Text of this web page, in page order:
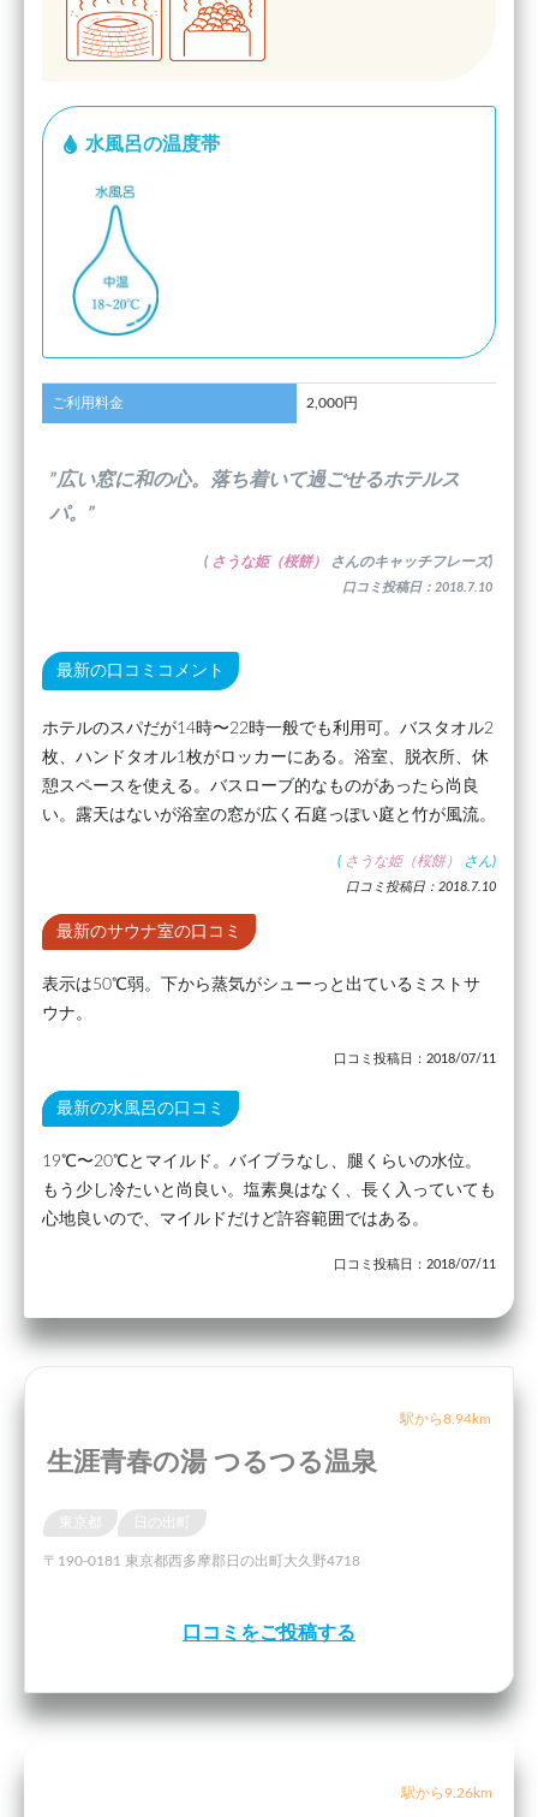
水風呂の温度帯
ご利用料金 2,000円
”広い窓に和の心。落ち着いて過ごせるホテルス
パ。”
( さうな姫（桜餅） さんのキャッチフレーズ)
口コミ投稿日：2018.7.10
最新の口コミコメント
ホテルのスパだが14時〜22時一般でも利用可。バスタオル2
枚、ハンドタオル1枚がロッカーにある。浴室、脱衣所、休
憩スペースを使える。バスローブ的なものがあったら尚良
い。露天はないが浴室の窓が広く石庭っぽい庭と竹が風流。
( さうな姫（桜餅） さん)
口コミ投稿日：2018.7.10
最新のサウナ室の口コミ
表示は50℃弱。下から蒸気がシューっと出ているミストサ
ウナ。
口コミ投稿日：2018/07/11
最新の水風呂の口コミ
19℃〜20℃とマイルド。バイブラなし、腿くらいの水位。
もう少し冷たいと尚良い。塩素臭はなく、長く入っていても
心地良いので、マイルドだけど許容範囲ではある。
口コミ投稿日：2018/07/11
駅から8.94km
生涯青春の湯 つるつる温泉
東京都
〒190-0181 東京都西多摩郡日の出町大久野4718
口コミをご投稿する
駅から9.26km